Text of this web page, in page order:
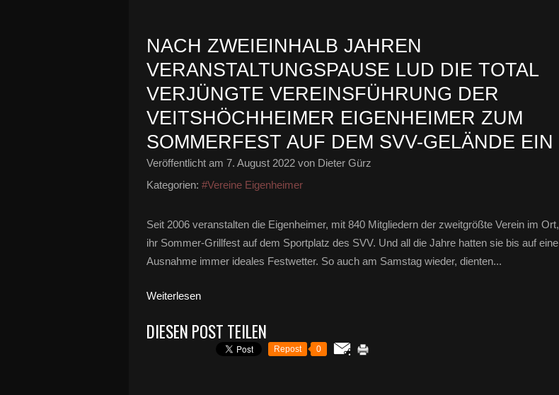
NACH ZWEIEINHALB JAHREN
VERANSTALTUNGSPAUSE LUD DIE TOTAL
VERJÜNGTE VEREINSFÜHRUNG DER
VEITSHÖCHHEIMER EIGENHEIMER ZUM
SOMMERFEST AUF DEM SVV-GELÄNDE EIN
Veröffentlicht am 7. August 2022 von Dieter Gürz
Kategorien: #Vereine Eigenheimer
Seit 2006 veranstalten die Eigenheimer, mit 840 Mitgliedern der zweitgrößte Verein im Ort,
ihr Sommer-Grillfest auf dem Sportplatz des SVV. Und all die Jahre hatten sie bis auf eine
Ausnahme immer ideales Festwetter. So auch am Samstag wieder, dienten...
Weiterlesen
DIESEN POST TEILEN
Repost 0